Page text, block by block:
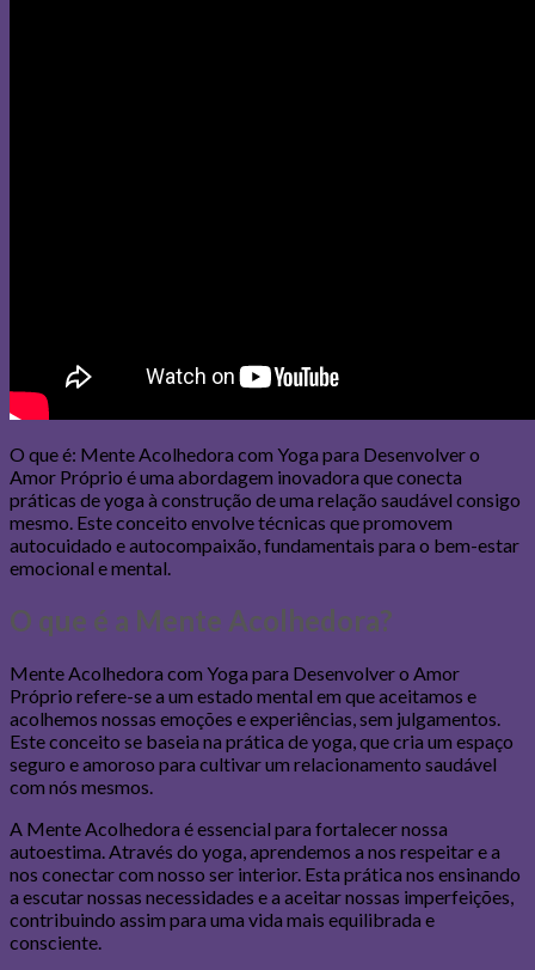
O que é: Mente Acolhedora com Yoga para Desenvolver o
Amor Próprio é uma abordagem inovadora que conecta
práticas de yoga à construção de uma relação saudável consigo
mesmo. Este conceito envolve técnicas que promovem
autocuidado e autocompaixão, fundamentais para o bem-estar
emocional e mental.
O que é a Mente Acolhedora?
Mente Acolhedora com Yoga para Desenvolver o Amor
Próprio refere-se a um estado mental em que aceitamos e
acolhemos nossas emoções e experiências, sem julgamentos.
Este conceito se baseia na prática de yoga, que cria um espaço
seguro e amoroso para cultivar um relacionamento saudável
com nós mesmos.
A Mente Acolhedora é essencial para fortalecer nossa
autoestima. Através do yoga, aprendemos a nos respeitar e a
nos conectar com nosso ser interior. Esta prática nos ensinando
a escutar nossas necessidades e a aceitar nossas imperfeições,
contribuindo assim para uma vida mais equilibrada e
consciente.